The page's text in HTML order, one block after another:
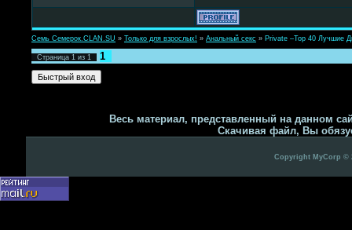
Семь Семерок.CLAN.SU » Только для взрослых! » Анальный секс » Private –Тор 40 Лучшие
Страница 1 из 1 1
Весь материал, представленный на данном
Скачивая файл, Вы
Copyright MyCorp ©